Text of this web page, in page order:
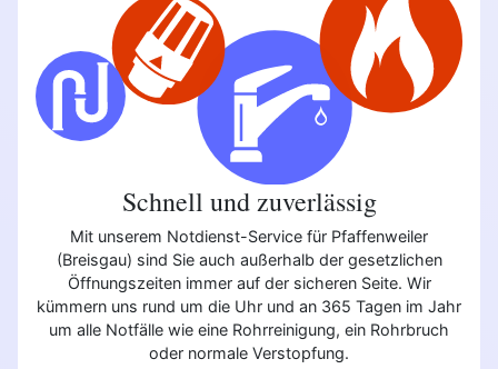
Schnell und zuverlässig
Mit unserem Notdienst-Service für Pfaffenweiler
(Breisgau) sind Sie auch außerhalb der gesetzlichen
Öffnungszeiten immer auf der sicheren Seite. Wir
kümmern uns rund um die Uhr und an 365 Tagen im Jahr
um alle Notfälle wie eine Rohrreinigung, ein Rohrbruch
oder normale Verstopfung.